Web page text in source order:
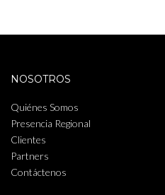
entradas
NOSOTROS
Quiénes Somos
Presencia Regional
Clientes
Partners
Contáctenos